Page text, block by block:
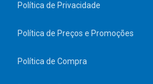
Política de Privacidade
Política de Preços e Promoções
Política de Compra